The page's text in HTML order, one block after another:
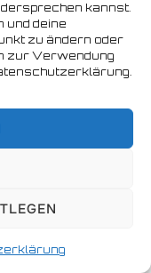
kannst.
und deine
zu ändern oder
zur Verwendung